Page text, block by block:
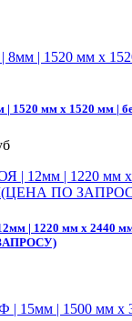
1520 мм х 1520 мм |
| 1220 мм х 2440